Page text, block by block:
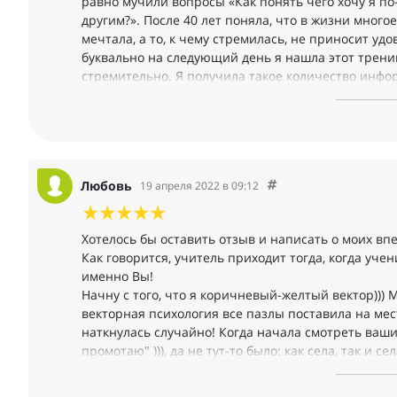
другим?». После 40 лет поняла, что в жизни
мечтала, а то, к чему стремилась, не приносит
буквально на следующий день я нашла этот
стремительно. Я получила такое количество
жизнь))) В результате занятий я смогла
Которые, возможно, приведут к моей миссии.
научилась «на автомате» использовать пока
результаты. Но в самом начале их
когда складывалось много негативных ситуаций.
научилась на тренинге, помнила, как надо
волшебными!!! Огромное спасибо за инструмент
чувствовать эту Силу! Знаю, что случайностей не
очень рада, что оказалась готова к онлайн
информации. Очень благодарна Михаилу за
радости)
Любовь 19 апреля 2022 в 09:12
Хотелось бы оставить отзыв и написать о моих
Как говорится, учитель приходит тогда, когда
именно Вы!
Начну с того, что я коричневый-желтый вектор)))
векторная психология все пазлы поставила на
наткнулась случайно! Когда начала смотреть
промотаю" ))), да не тут-то было: как села, так и
1. Главное. Начала происходить генеральная